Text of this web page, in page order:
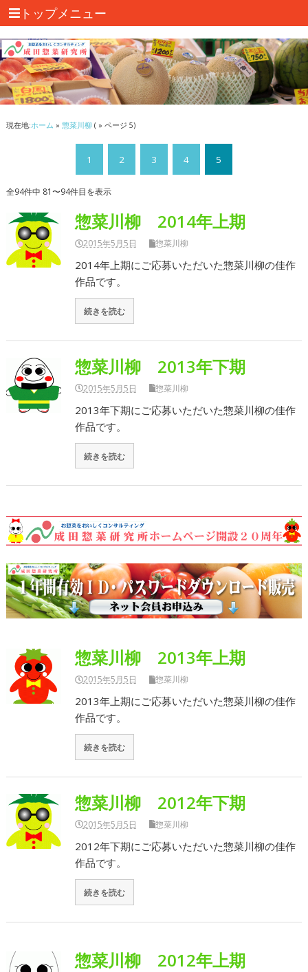
トップメニュー
現在地:ホーム » 惣菜川柳( » ページ 5)
1 2 3 4 5
全94件中 81〜94件目を表示
惣菜川柳 2014年上期
2015年5月5日 惣菜川柳
2014年上期にご応募いただいた惣菜川柳の佳作
作品です。
続きを読む
惣菜川柳 2013年下期
2015年5月5日 惣菜川柳
2013年下期にご応募いただいた惣菜川柳の佳作
作品です。
続きを読む
惣菜川柳 2013年上期
2015年5月5日 惣菜川柳
2013年上期にご応募いただいた惣菜川柳の佳作
作品です。
続きを読む
惣菜川柳 2012年下期
2015年5月5日 惣菜川柳
2012年下期にご応募いただいた惣菜川柳の佳作
作品です。
続きを読む
惣菜川柳 2012年上期